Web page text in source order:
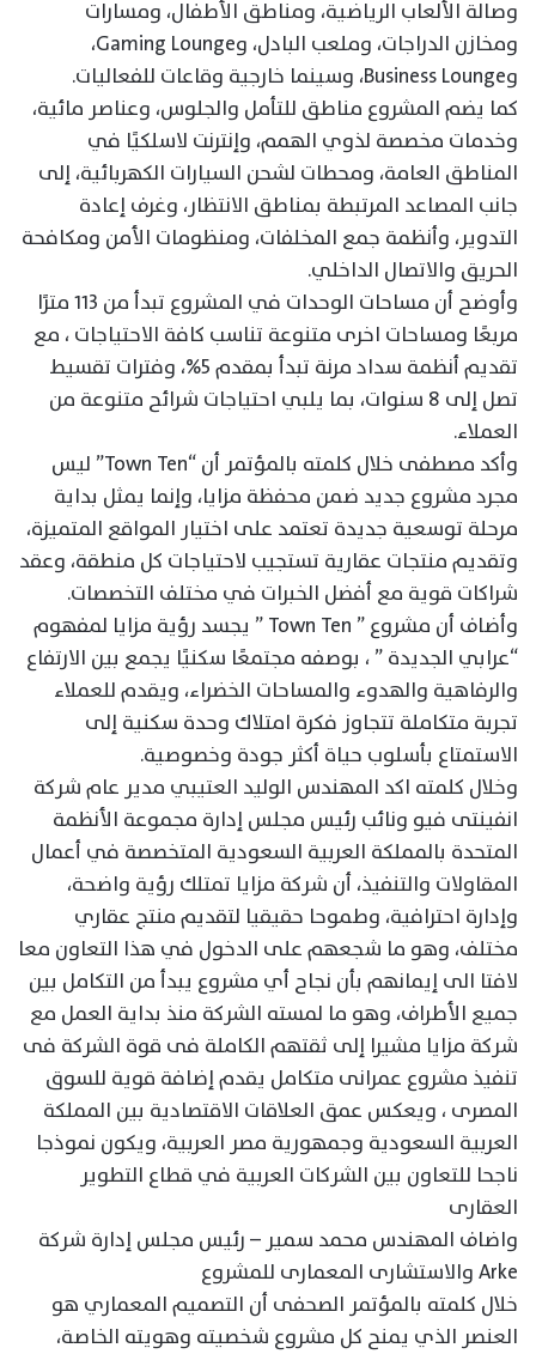
وصالة الألعاب الرياضية، ومناطق الأطفال، ومسارات
ومخازن الدراجات، وملعب البادل، وGaming Lounge،
وBusiness Lounge، وسينما خارجية وقاعات للفعاليات.
كما يضم المشروع مناطق للتأمل والجلوس، وعناصر مائية،
وخدمات مخصصة لذوي الهمم، وإنترنت لاسلكيًا في
المناطق العامة، ومحطات لشحن السيارات الكهربائية، إلى
جانب المصاعد المرتبطة بمناطق الانتظار، وغرف إعادة
التدوير، وأنظمة جمع المخلفات، ومنظومات الأمن ومكافحة
الحريق والاتصال الداخلي.
وأوضح أن مساحات الوحدات في المشروع تبدأ من ١١٣ مترًا
مربعًا ومساحات اخرى متنوعة تناسب كافة الاحتياجات ، مع
تقديم أنظمة سداد مرنة تبدأ بمقدم 5%، وفترات تقسيط
تصل إلى 8 سنوات، بما يلبي احتياجات شرائح متنوعة من
العملاء.
وأكد مصطفى خلال كلمته بالمؤتمر أن “Town Ten” ليس
مجرد مشروع جديد ضمن محفظة مزايا، وإنما يمثل بداية
مرحلة توسعية جديدة تعتمد على اختيار المواقع المتميزة،
وتقديم منتجات عقارية تستجيب لاحتياجات كل منطقة، وعقد
شراكات قوية مع أفضل الخبرات في مختلف التخصصات.
وأضاف أن مشروع ” Town Ten ” يجسد رؤية مزايا لمفهوم
“عرابي الجديدة ” ، بوصفه مجتمعًا سكنيًا يجمع بين الارتفاع
والرفاهية والهدوء والمساحات الخضراء، ويقدم للعملاء
تجربة متكاملة تتجاوز فكرة امتلاك وحدة سكنية إلى
الاستمتاع بأسلوب حياة أكثر جودة وخصوصية.
وخلال كلمته اكد المهندس الوليد العتيبي مدير عام شركة
انفينتى فيو ونائب رئيس مجلس إدارة مجموعة الأنظمة
المتحدة بالمملكة العربية السعودية المتخصصة في أعمال
المقاولات والتنفيذ، أن شركة مزايا تمتلك رؤية واضحة،
وإدارة احترافية، وطموحا حقيقيا لتقديم منتج عقاري
مختلف، وهو ما شجعهم على الدخول في هذا التعاون معا
لافتا الى إيمانهم بأن نجاح أي مشروع يبدأ من التكامل بين
جميع الأطراف، وهو ما لمسته الشركة منذ بداية العمل مع
شركة مزايا مشيرا إلى ثقتهم الكاملة فى قوة الشركة فى
تنفيذ مشروع عمرانى متكامل يقدم إضافة قوية للسوق
المصرى ، ويعكس عمق العلاقات الاقتصادية بين المملكة
العربية السعودية وجمهورية مصر العربية، ويكون نموذجا
ناجحا للتعاون بين الشركات العربية في قطاع التطوير
العقارى
واضاف المهندس محمد سمير – رئيس مجلس إدارة شركة
Arke والاستشارى المعمارى للمشروع
خلال كلمته بالمؤتمر الصحفى أن التصميم المعماري هو
العنصر الذي يمنح كل مشروع شخصيته وهويته الخاصة،